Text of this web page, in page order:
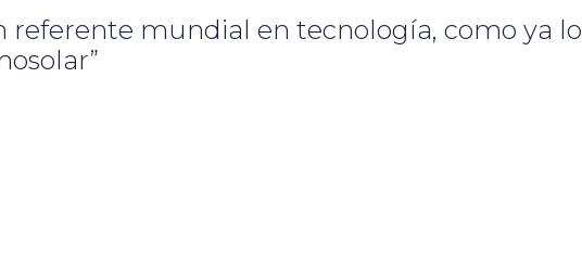
referente mundial en tecnología, como ya lo